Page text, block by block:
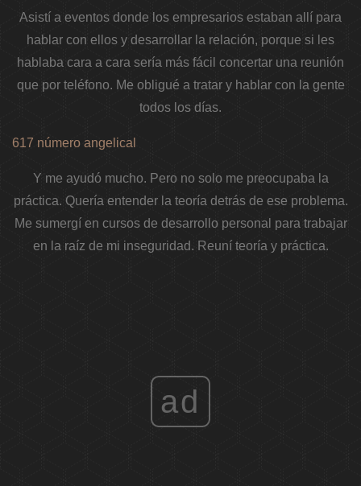
Asistí a eventos donde los empresarios estaban allí para
hablar con ellos y desarrollar la relación, porque si les
hablaba cara a cara sería más fácil concertar una reunión
que por teléfono. Me obligué a tratar y hablar con la gente
todos los días.
617 número angelical
Y me ayudó mucho. Pero no solo me preocupaba la
práctica. Quería entender la teoría detrás de ese problema.
Me sumergí en cursos de desarrollo personal para trabajar
en la raíz de mi inseguridad. Reuní teoría y práctica.
ad